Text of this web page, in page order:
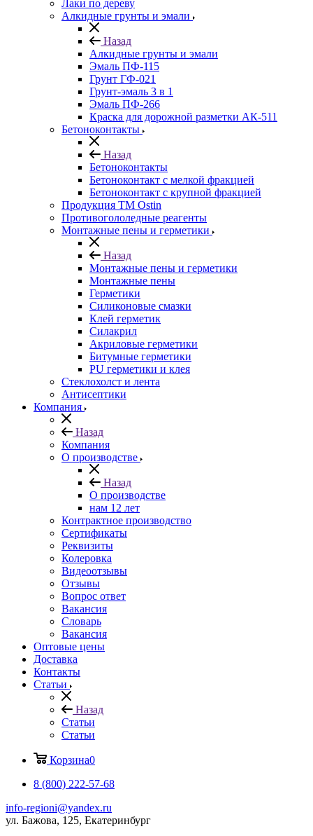
Лаки по дереву
Алкидные грунты и эмали
Назад
Алкидные грунты и эмали
Эмаль ПФ-115
Грунт ГФ-021
Грунт-эмаль 3 в 1
Эмаль ПФ-266
Краска для дорожной разметки АК-511
Бетоноконтакты
Назад
Бетоноконтакты
Бетоноконтакт с мелкой фракцией
Бетоноконтакт с крупной фракцией
Продукция ТМ Ostin
Противогололедные реагенты
Монтажные пены и герметики
Назад
Монтажные пены и герметики
Монтажные пены
Герметики
Силиконовые смазки
Клей герметик
Силакрил
Акриловые герметики
Битумные герметики
PU герметики и клея
Стеклохолст и лента
Антисептики
Компания
Назад
Компания
О производстве
Назад
О производстве
нам 12 лет
Контрактное производство
Сертификаты
Реквизиты
Колеровка
Видеоотзывы
Отзывы
Вопрос ответ
Вакансия
Словарь
Вакансия
Оптовые цены
Доставка
Контакты
Статьи
Назад
Статьи
Статьи
Корзина0
8 (800) 222-57-68
info-regioni@yandex.ru
ул. Бажова, 125, Екатеринбург